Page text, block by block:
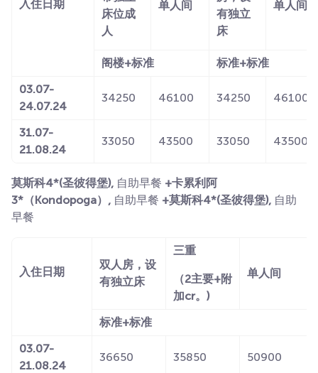
入住日期
床位成
人
单人间
有独立
床
单人间
阁楼+标准
标准+标准
03.07-
24.07.24
34250 46100 34250 46100
31.07-
21.08.24
33050 43500 33050 43500
莫斯科4*(圣彼得堡), 自助早餐 +卡累利阿
3*（Kondopoga）, 自助早餐 +莫斯科4*(圣彼得堡), 自助
早餐
入住日期
双人房，设
有独立床
三重
（2主要+附
加cr。)
单人间
标准+标准
03.07-
21.08.24
36650 35850 50900